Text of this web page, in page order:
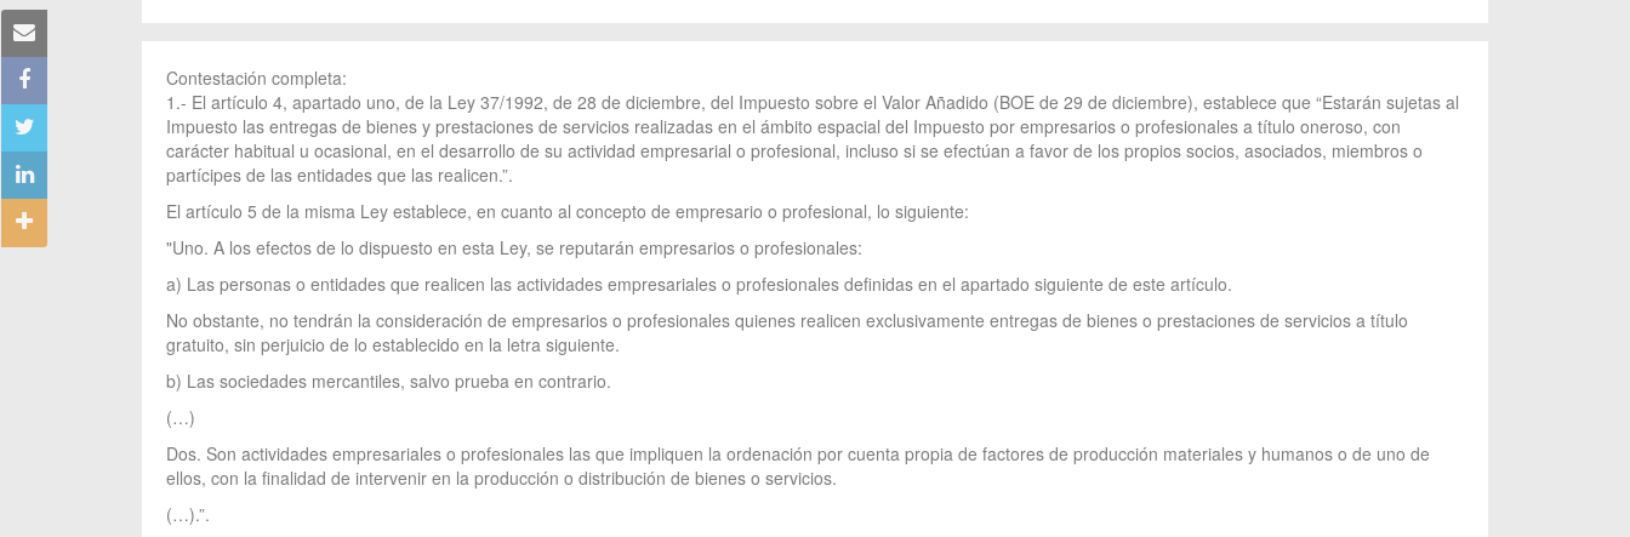
Contestación completa:
1.- El artículo 4, apartado uno, de la Ley 37/1992, de 28 de diciembre, del Impuesto sobre el Valor Añadido (BOE de 29 de diciembre), establece que “Estarán sujetas al
Impuesto las entregas de bienes y prestaciones de servicios realizadas en el ámbito espacial del Impuesto por empresarios o profesionales a título oneroso, con
carácter habitual u ocasional, en el desarrollo de su actividad empresarial o profesional, incluso si se efectúan a favor de los propios socios, asociados, miembros o
partícipes de las entidades que las realicen.”.
El artículo 5 de la misma Ley establece, en cuanto al concepto de empresario o profesional, lo siguiente:
"Uno. A los efectos de lo dispuesto en esta Ley, se reputarán empresarios o profesionales:
a) Las personas o entidades que realicen las actividades empresariales o profesionales definidas en el apartado siguiente de este artículo.
No obstante, no tendrán la consideración de empresarios o profesionales quienes realicen exclusivamente entregas de bienes o prestaciones de servicios a título
gratuito, sin perjuicio de lo establecido en la letra siguiente.
b) Las sociedades mercantiles, salvo prueba en contrario.
(…)
Dos. Son actividades empresariales o profesionales las que impliquen la ordenación por cuenta propia de factores de producción materiales y humanos o de uno de
ellos, con la finalidad de intervenir en la producción o distribución de bienes o servicios.
(…).”.